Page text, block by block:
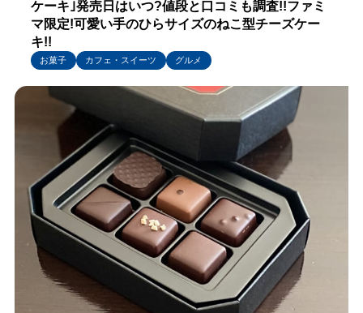
ケーキ｣発売日はいつ?値段と口コミも調査!!ファミ
マ限定!可愛い手のひらサイズのねこ型チーズケー
キ!!
お菓子 カフェ・スイーツ グルメ